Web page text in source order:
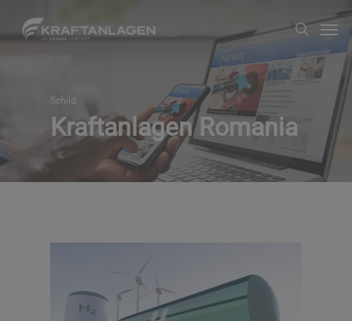
Hauptinhalt
Schild
Kraftanlagen Romania